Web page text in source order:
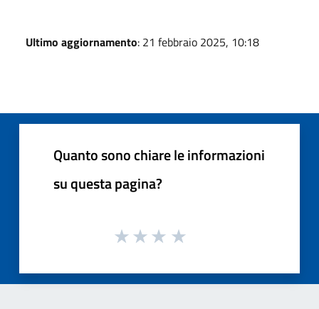
Ultimo aggiornamento: 21 febbraio 2025, 10:18
Quanto sono chiare le informazioni
su questa pagina?